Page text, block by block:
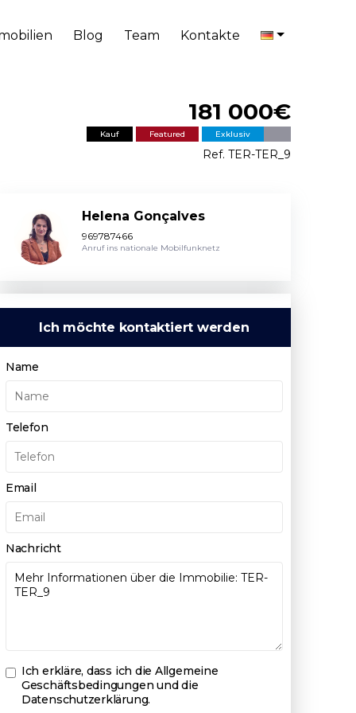
Blog Team Kontakte
181 000€
Kauf Featured Exklusiv
Ref. TER-TER_9
Helena Gonçalves
969787466
Anruf ins nationale Mobilfunknetz
Ich möchte kontaktiert werden
Name
Telefon
Email
Nachricht
Ich erkläre, dass ich die Allgemeine
Geschäftsbedingungen und die
Datenschutzerklärung.